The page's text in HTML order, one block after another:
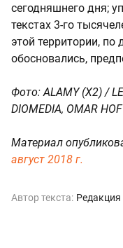
сегодняшнего дня;
текстах 3-го
этой территории,
обосновались,
Фото: ALAMY (X2) /
DIOMEDIA, OMAR
Материал
август 2018 г.
Автор текста: Редакция